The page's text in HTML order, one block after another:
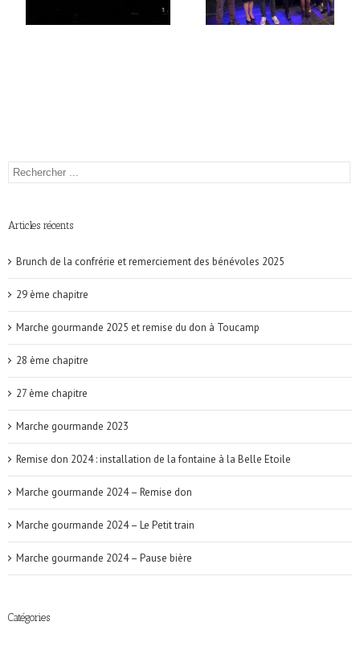
Articles récents
Brunch de la confrérie et remerciement des bénévoles 2025
29 ème chapitre
Marche gourmande 2025 et remise du don à Toucamp
28 ème chapitre
27 ème chapitre
Marche gourmande 2023
Remise don 2024 : installation de la fontaine à la Belle Etoile
Marche gourmande 2024 – Remise don
Marche gourmande 2024 – Le Petit train
Marche gourmande 2024 – Pause bière
Catégories